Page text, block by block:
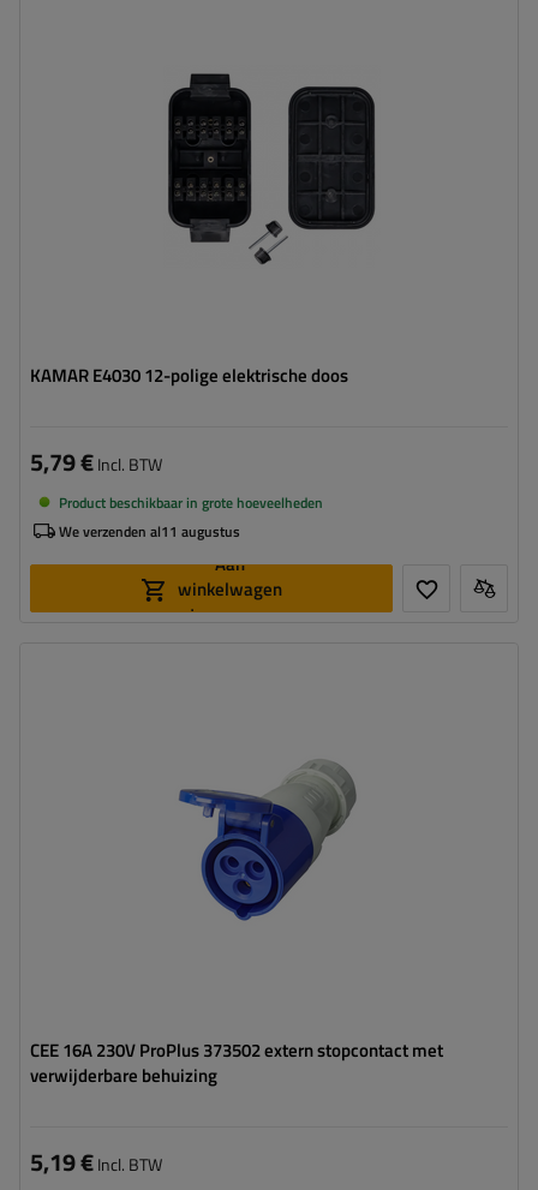
KAMAR E4030 12-polige elektrische doos
5,79 €Incl. BTW
Product beschikbaar in grote hoeveelheden
We verzenden al11 augustus
Aan
winkelwagen
toevoegen
CEE 16A 230V ProPlus 373502 extern stopcontact met
verwijderbare behuizing
5,19 €Incl. BTW